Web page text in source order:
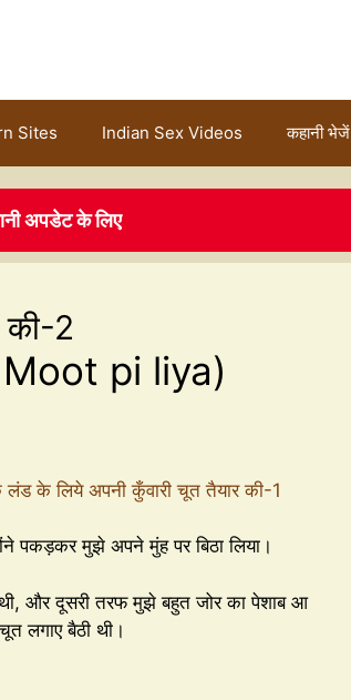
Sites Indian Sex Videos कहानी भेजें
अपडेट के लिए
की-2
pi liya)
लंड के लिये अपनी कुँवारी चूत तैयार की-1
पकड़कर मुझे अपने मुंह पर बिठा लिया।
थी, और दूसरी तरफ मुझे बहुत जोर का पेशाब आ
लगाए बैठी थी।